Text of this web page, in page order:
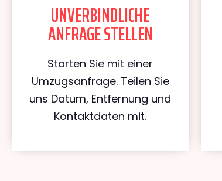
UNVERBINDLICHE
ANFRAGE STELLEN
Starten Sie mit einer
Umzugsanfrage. Teilen Sie
uns Datum, Entfernung und
Kontaktdaten mit.